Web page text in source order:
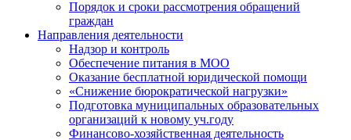
Порядок и сроки рассмотрения обращений
граждан
Направления деятельности
Надзор и контроль
Обеспечение питания в МОО
Оказание бесплатной юридической помощи
«Снижение бюрократической нагрузки»
Подготовка муниципальных образовательных
организаций к новому уч.году
Финансово-хозяйственная деятельность